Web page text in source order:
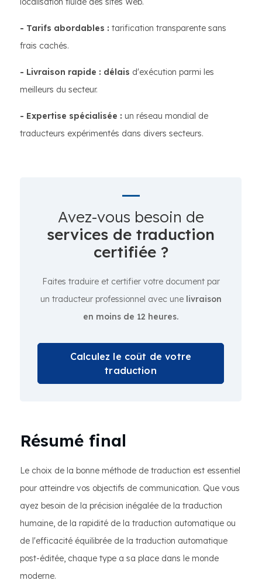
- Tarifs abordables : tarification transparente sans
frais cachés.
- Livraison rapide : délais d'exécution parmi les
meilleurs du secteur.
- Expertise spécialisée : un réseau mondial de
traducteurs expérimentés dans divers secteurs.
Avez-vous besoin de
services de traduction
certifiée ?
Faites traduire et certifier votre document par
un traducteur professionnel avec une livraison
en moins de 12 heures.
Calculez le coût de votre
traduction
Résumé final
Le choix de la bonne méthode de traduction est essentiel
pour atteindre vos objectifs de communication. Que vous
ayez besoin de la précision inégalée de la traduction
humaine, de la rapidité de la traduction automatique ou
de l'efficacité équilibrée de la traduction automatique
post-éditée, chaque type a sa place dans le monde
moderne.